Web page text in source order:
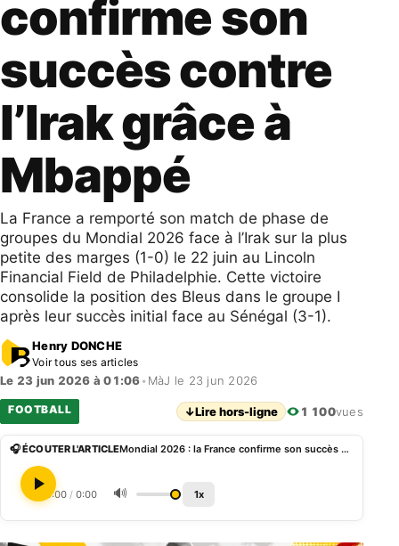
confirme son
succès contre
l’Irak grâce à
Mbappé
La France a remporté son match de phase de
groupes du Mondial 2026 face à l’Irak sur la plus
petite des marges (1-0) le 22 juin au Lincoln
Financial Field de Philadelphie. Cette victoire
consolide la position des Bleus dans le groupe I
après leur succès initial face au Sénégal (3-1).
Henry DONCHE
Voir tous ses articles
Le 23 jun 2026 à 01:06• MàJ le 23 jun 2026
FOOTBALL ↓Lire hors-ligne 1 100vues
🎧 ÉCOUTER L'ARTICLE Mondial 2026 : la France confirme son succès contre l’Irak grâce à Mbappé
0:00 / 0:00 🔊 1x